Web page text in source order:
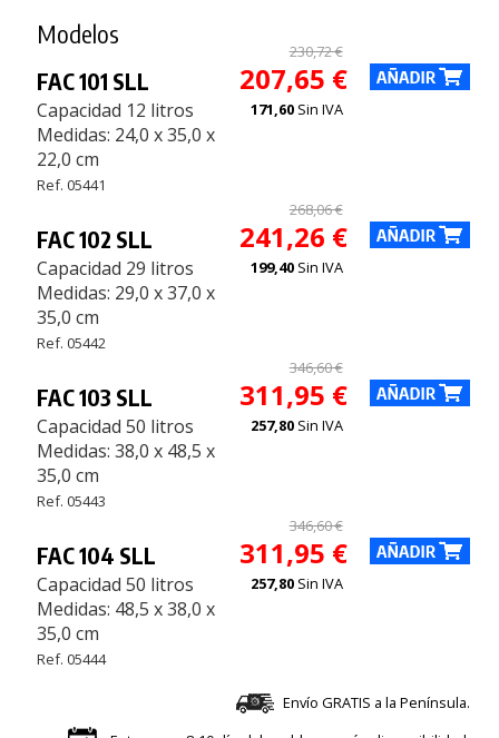
Modelos
FAC 101 SLL
Capacidad 12 litros
Medidas: 24,0 x 35,0 x
22,0 cm
Ref. 05441
230,72 €
207,65 €
171,60 Sin IVA
FAC 102 SLL
Capacidad 29 litros
Medidas: 29,0 x 37,0 x
35,0 cm
Ref. 05442
268,06 €
241,26 €
199,40 Sin IVA
FAC 103 SLL
Capacidad 50 litros
Medidas: 38,0 x 48,5 x
35,0 cm
Ref. 05443
346,60 €
311,95 €
257,80 Sin IVA
FAC 104 SLL
Capacidad 50 litros
Medidas: 48,5 x 38,0 x
35,0 cm
Ref. 05444
346,60 €
311,95 €
257,80 Sin IVA
Envío GRATIS a la Península.